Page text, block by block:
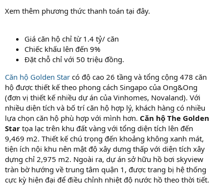
Xem thêm phương thức thanh toán tại đây.
Giá căn hộ chỉ từ 1.4 tỷ/ căn
Chiếc khấu lên đến 9%
Đặt chỗ chỉ với 50 triệu đồng.
Căn hộ Golden Star có độ cao 26 tầng và tổng cộng 478 căn
hộ được thiết kế theo phong cách Singapo của Ong&Ong
(đơn vị thiết kế nhiều dự án của Vinhomes, Novaland). Với
nhiều diện tích và bố trí căn hộ hợp lý, khách hàng có nhiều
lựa chọn căn hộ phù hợp với mình hơn. Căn hộ The Golden
Star tọa lạc trên khu đất vàng với tổng diện tích lên đến
9,469 m2. Thiết kế chú trọng đến khoảng không xanh mát,
tiện ích nội khu nên mật độ xây dưng thấp với diện tích xây
dựng chỉ 2,975 m2. Ngoài ra, dự án sở hữu hồ bơi skyview
tràn bờ hướng về trung tâm quận 1, được trang bị hệ thống
cực kỳ hiện đại để điều chỉnh nhiệt độ nước hồ theo thời tiết.